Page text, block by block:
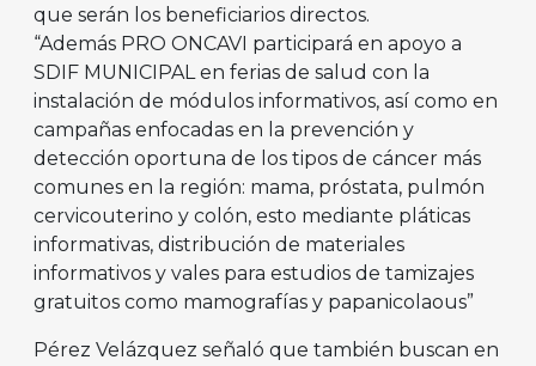
que serán los beneficiarios directos.
“Además PRO ONCAVI participará en apoyo a
SDIF MUNICIPAL en ferias de salud con la
instalación de módulos informativos, así como en
campañas enfocadas en la prevención y
detección oportuna de los tipos de cáncer más
comunes en la región: mama, próstata, pulmón
cervicouterino y colón, esto mediante pláticas
informativas, distribución de materiales
informativos y vales para estudios de tamizajes
gratuitos como mamografías y papanicolaous”
Pérez Velázquez señaló que también buscan en